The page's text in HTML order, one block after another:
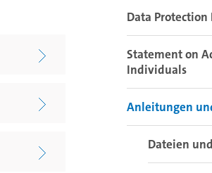
Data
Statement on
Individuals
Anleitungen
Dateien